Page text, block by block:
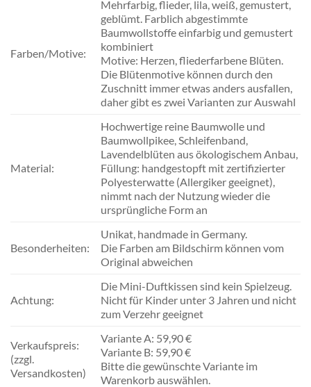
Farben/Motive:
Mehrfarbig, flieder, lila, weiß, gemustert,
geblümt. Farblich abgestimmte
Baumwollstoffe einfarbig und gemustert
kombiniert
Motive: Herzen, fliederfarbene Blüten.
Die Blütenmotive können durch den
Zuschnitt immer etwas anders ausfallen,
daher gibt es zwei Varianten zur Auswahl
Material:
Hochwertige reine Baumwolle und
Baumwollpikee, Schleifenband,
Lavendelblüten aus ökologischem Anbau,
Füllung: handgestopft mit zertifizierter
Polyesterwatte (Allergiker geeignet),
nimmt nach der Nutzung wieder die
ursprüngliche Form an
Besonderheiten:
Unikat, handmade in Germany.
Die Farben am Bildschirm können vom
Original abweichen
Achtung:
Die Mini-Duftkissen sind kein Spielzeug.
Nicht für Kinder unter 3 Jahren und nicht
zum Verzehr geeignet
Verkaufspreis:
(zzgl.
Versandkosten)
Variante A: 59,90 €
Variante B: 59,90 €
Bitte die gewünschte Variante im
Warenkorb auswählen.